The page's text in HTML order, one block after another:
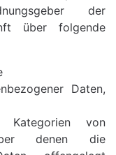
der
über folgende
Daten,
Kategorien von
denen die